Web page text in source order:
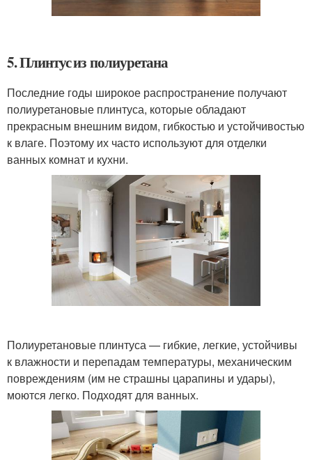
5. Плинтус из полиуретана
Последние годы широкое распространение получают
полиуретановые плинтуса, которые обладают
прекрасным внешним видом, гибкостью и устойчивостью
к влаге. Поэтому их часто используют для отделки
ванных комнат и кухни.
Полиуретановые плинтуса — гибкие, легкие, устойчивы
к влажности и перепадам температуры, механическим
повреждениям (им не страшны царапины и удары),
моются легко. Подходят для ванных.